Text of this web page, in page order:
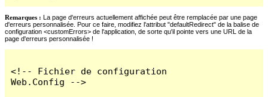
Remarques : La page d'erreurs actuellement affichée peut être remplacée par une page
d'erreurs personnalisée. Pour ce faire, modifiez l'attribut "defaultRedirect" de la balise de
configuration <customErrors> de l'application, de sorte qu'il pointe vers une URL de la
page d'erreurs personnalisée !
<!-- Fichier de configuration
Web.Config -->